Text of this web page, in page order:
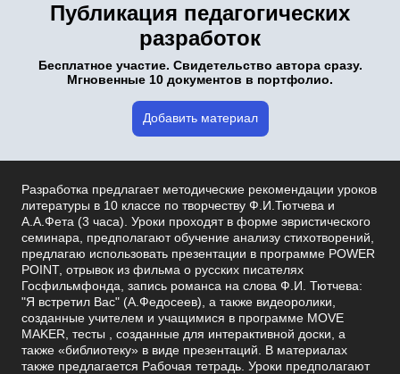
Публикация педагогических
разработок
Бесплатное участие. Свидетельство автора сразу.
Мгновенные 10 документов в портфолио.
Добавить материал
Разработка предлагает методические рекомендации уроков
литературы в 10 классе по творчеству Ф.И.Тютчева и
А.А.Фета (3 часа). Уроки проходят в форме эвристического
семинара, предполагают обучение анализу стихотворений,
предлагаю использовать презентации в программе POWER
POINT, отрывок из фильма о русских писателях
Госфильмфонда, запись романса на слова Ф.И. Тютчева:
"Я встретил Вас" (А.Федосеев), а также видеоролики,
созданные учителем и учащимися в программе MOVE
MAKER, тесты , созданные для интерактивной доски, а
также «библиотеку» в виде презентаций. В материалах
также предлагается Рабочая тетрадь. Уроки предполагают